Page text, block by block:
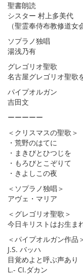
聖書朗読
シスター 村上多美代
（聖霊奉侍布教修道女
ソプラノ独唱
湯浅乃有
グレゴリオ聖歌
名古屋グレゴリオ聖歌
パイプオルガン
吉田文
ーーーーー
＜クリスマスの聖歌＞
・荒野のはてに
・まきびとひつじを
・もろびとこぞりて
・きよしこの夜
＜ソプラノ独唱＞
アヴェ・マリア
＜グレゴリオ聖歌＞
今日キリストはお生ま
＜パイプオルガン作品
J.S. バッハ
目覚めよと呼ぶ声あり
L.- CI.ダカン